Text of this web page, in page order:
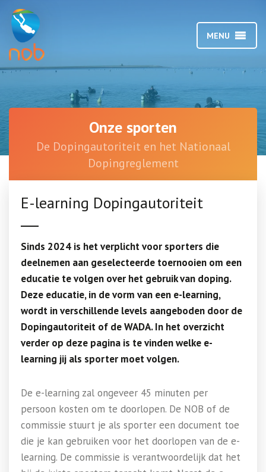
MENU
Onze sporten
De Dopingautoriteit en het Nationaal
Dopingreglement
E-learning Dopingautoriteit
Sinds 2024 is het verplicht voor sporters die
deelnemen aan geselecteerde toernooien om een
educatie te volgen over het gebruik van doping.
Deze educatie, in de vorm van een e-learning,
wordt in verschillende levels aangeboden door de
Dopingautoriteit of de WADA. In het overzicht
verder op deze pagina is te vinden welke e-
learning jij als sporter moet volgen.
De e-learning zal ongeveer 45 minuten per
persoon kosten om te doorlopen. De NOB of de
commissie stuurt je als sporter een document toe
die je kan gebruiken voor het doorlopen van de e-
learning. De commissie is verantwoordelijk dat het